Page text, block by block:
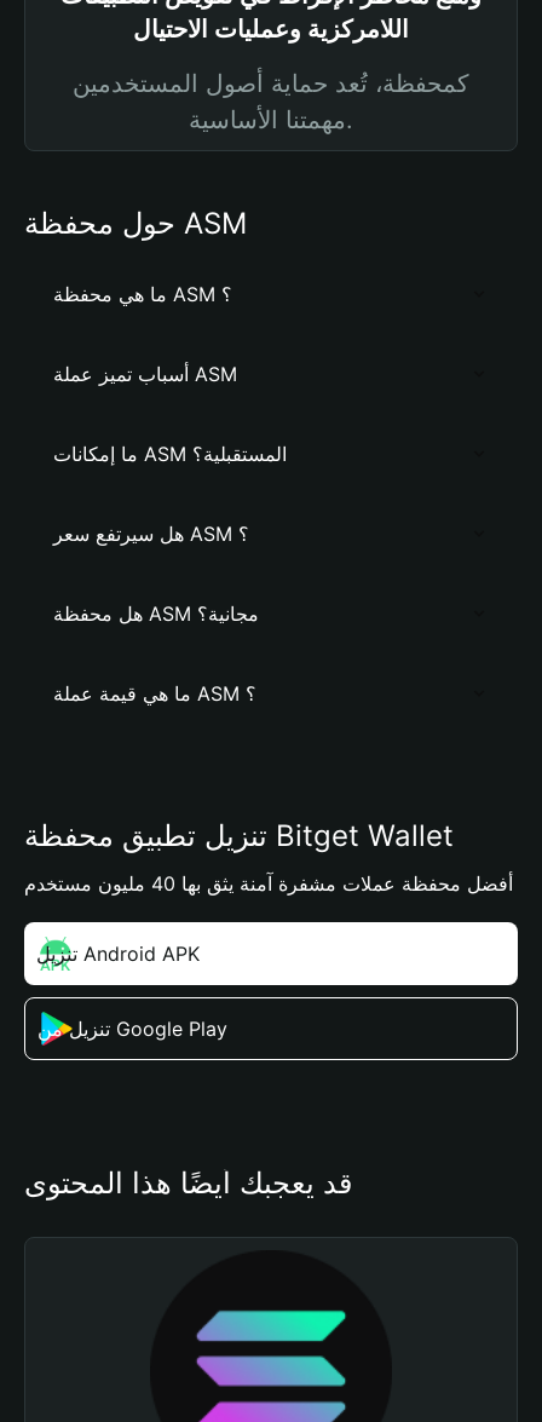
اللامركزية وعمليات الاحتيال
كمحفظة، تُعد حماية أصول المستخدمين
مهمتنا الأساسية.
حول محفظة ASM
ما هي محفظة ASM ؟
أسباب تميز عملة ASM
ما إمكانات ASM المستقبلية؟
هل سيرتفع سعر ASM ؟
هل محفظة ASM مجانية؟
ما هي قيمة عملة ASM ؟
تنزيل تطبيق محفظة Bitget Wallet
أفضل محفظة عملات مشفرة آمنة يثق بها 40 مليون مستخدم
تنزيل Android APK
تنزيل من Google Play
قد يعجبك أيضًا هذا المحتوى